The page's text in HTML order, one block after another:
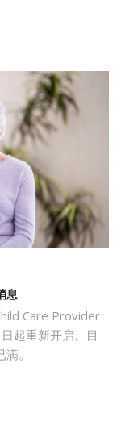
息
Care Provider
起重新开启。目
。